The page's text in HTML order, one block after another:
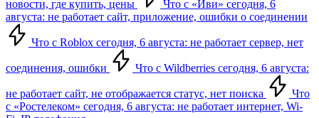
новости, где купить, цены
Что с «Иви» сегодня, 6
августа: не работает сайт, приложение, ошибки о соединении
Что с Roblox сегодня, 6 августа: не работает сервер, нет
соединения, ошибки Что с Wildberries сегодня, 6 августа:
не работает сайт, не отображается статус, нет поиска
Что
с «Ростелеком» сегодня, 6 августа: не работает интернет, Wi-